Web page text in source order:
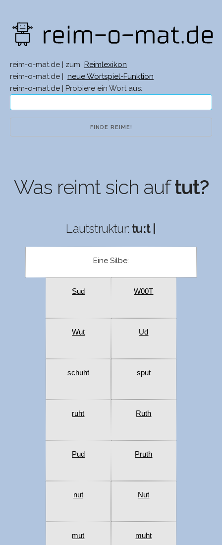
reim-o-mat.de | zum
Reimlexikon
reim-o-mat.de |
neue Wortspiel-Funktion
reim-o-mat.de | Probiere ein Wort aus:
Was reimt sich auftut?
Lautstruktur: tuːt |
Eine Silbe:
Sud W00T
Wut Ud
schuht sput
ruht Ruth
Pud Pruth
nut Nut
mut muht